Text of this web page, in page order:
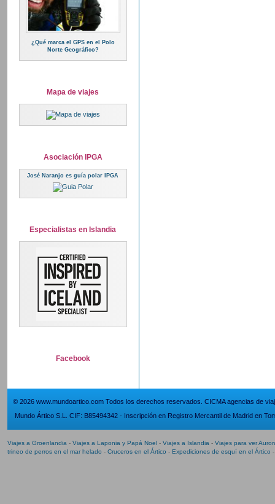
¿Qué marca el GPS en el Polo
Norte Geográfico?
Mapa de viajes
Asociación IPGA
José Naranjo es guía polar IPGA
Especialistas en Islandia
Facebook
© 2026 www.mundoartico.com Todos los derechos reservados. CICMA agencias de
Mundo Ártico S.L. CIF: B85494342 - Inscripción en Registro Mercantil de Madrid en
Viajes a Groenlandia - Viajes a Laponia y Papá Noel - Viajes a Islandia - Viajes para ver
trineo de perros en el mar helado - Cruceros en el Ártico - Expediciones de esquí en el Ártico